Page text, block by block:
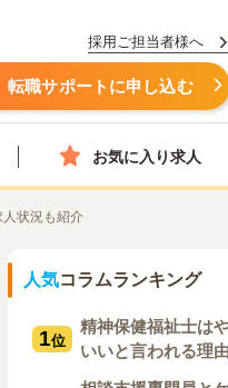
採用ご担当者様へ
転職サポートに申し込む
お気に入り求人
人状況も紹介
人気コラムランキング
1位
精神保健福祉士は
いいと言われる理